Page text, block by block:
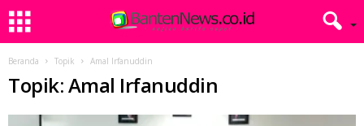
Beranda Topik Amal Irfanuddin
Topik: Amal Irfanuddin